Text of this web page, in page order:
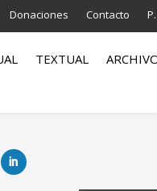
Donaciones Contacto
TEXTUAL